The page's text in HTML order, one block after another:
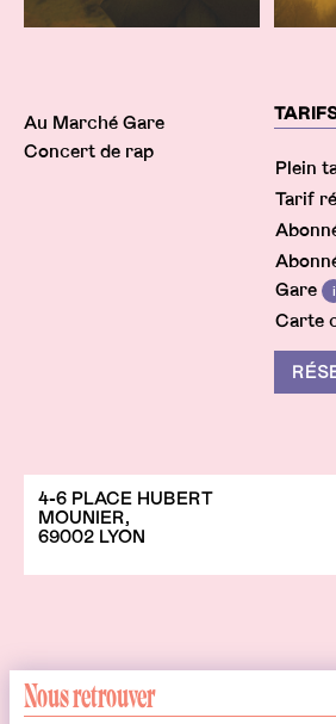
Infos pratiques
Au Marché Gare
Concert de rap
Plein
Tarif
Gare
Carte
4-6 PLACE HUBERT
MOUNIER,
69002 LYON
Nous retrouver